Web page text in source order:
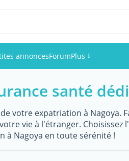
annoncesForumPlus
Événements
Membres
Photos
santé
votre expatriation à Nagoya.
vie à l'étranger.
à Nagoya en toute sérénité !